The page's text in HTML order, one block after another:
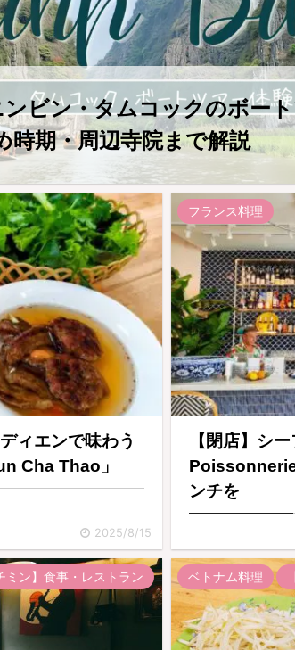
ビン・タムコックのボー
時期・周辺寺院まで解説
ィエンで味わう
Cha Thao」
2025/8/15
フランス料理
【閉店】シ
ンチを
ミン】食事・レストラン ベトナム料理